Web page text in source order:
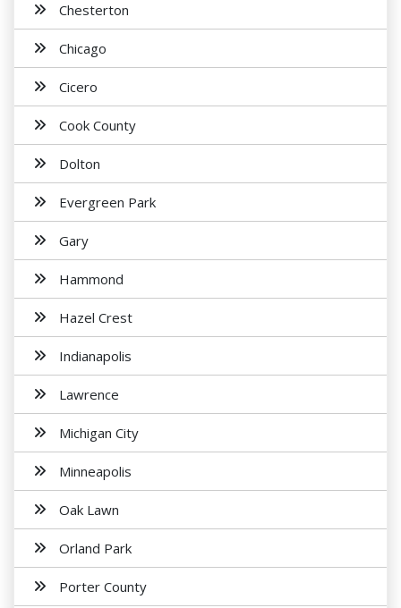
Chesterton
Chicago
Cicero
Cook County
Dolton
Evergreen Park
Gary
Hammond
Hazel Crest
Indianapolis
Lawrence
Michigan City
Minneapolis
Oak Lawn
Orland Park
Porter County